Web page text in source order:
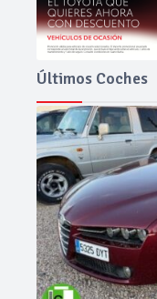
Últimos Coches